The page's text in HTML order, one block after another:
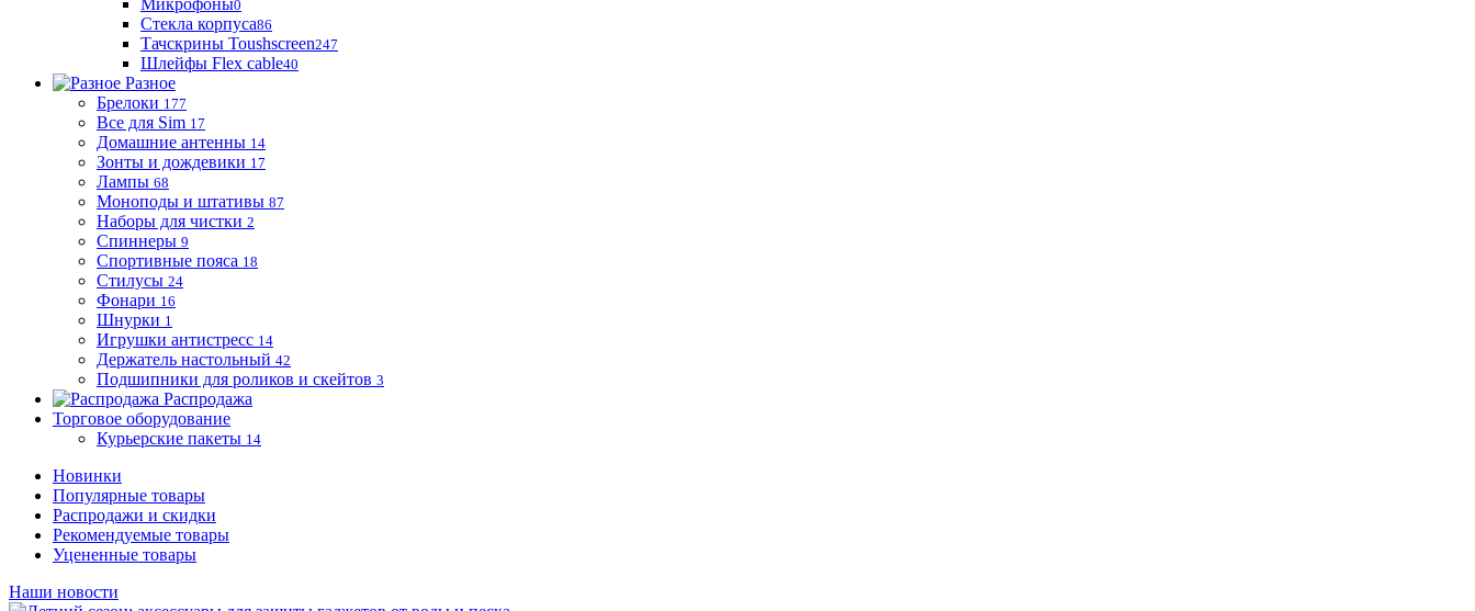
Микрофоны0
Стекла корпуса86
Тачскрины Toushscreen247
Шлейфы Flex cable40
Разное
Брелоки 177
Все для Sim 17
Домашние антенны 14
Зонты и дождевики 17
Лампы 68
Моноподы и штативы 87
Наборы для чистки 2
Спиннеры 9
Спортивные пояса 18
Стилусы 24
Фонари 16
Шнурки 1
Игрушки антистресс 14
Держатель настольный 42
Подшипники для роликов и скейтов 3
Распродажа
Торговое оборудование
Курьерские пакеты 14
Новинки
Популярные товары
Распродажи и скидки
Рекомендуемые товары
Уцененные товары
Наши новости